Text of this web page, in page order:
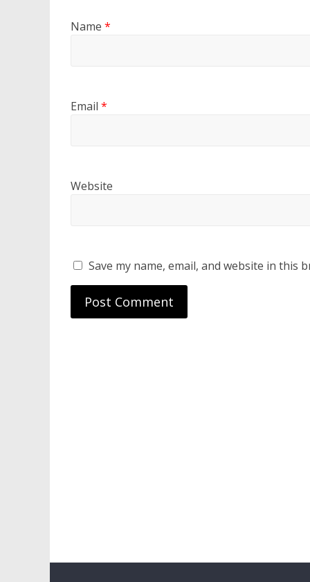
Name *
Email *
Website
Save my name, email, and website in this